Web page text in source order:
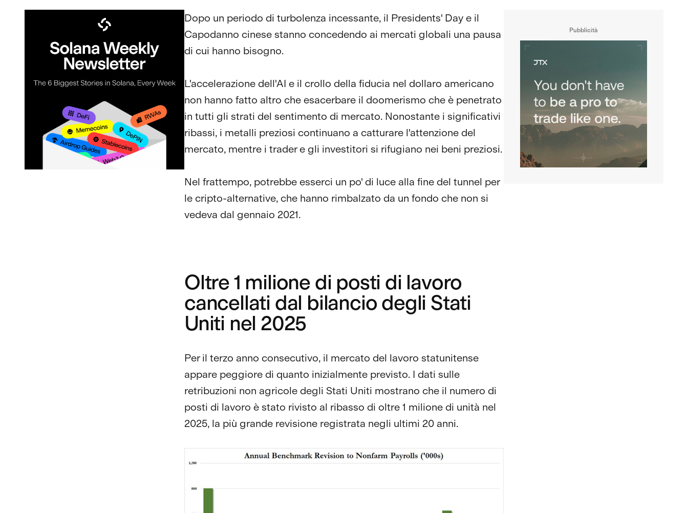
Dopo un periodo di turbolenza incessante, il Presidents' Day e il
Capodanno cinese stanno concedendo ai mercati globali una pausa
di cui hanno bisogno.
L'accelerazione dell'AI e il crollo della fiducia nel dollaro americano
non hanno fatto altro che esacerbare il doomerismo che è penetrato
in tutti gli strati del sentimento di mercato. Nonostante i significativi
ribassi, i metalli preziosi continuano a catturare l'attenzione del
mercato, mentre i trader e gli investitori si rifugiano nei beni preziosi.
Nel frattempo, potrebbe esserci un po' di luce alla fine del tunnel per
le cripto-alternative, che hanno rimbalzato da un fondo che non si
vedeva dal gennaio 2021.
Oltre 1 milione di posti di lavoro
cancellati dal bilancio degli Stati
Uniti nel 2025
Per il terzo anno consecutivo, il mercato del lavoro statunitense
appare peggiore di quanto inizialmente previsto. I dati sulle
retribuzioni non agricole degli Stati Uniti mostrano che il numero di
posti di lavoro è stato rivisto al ribasso di oltre 1 milione di unità nel
2025, la più grande revisione registrata negli ultimi 20 anni.
Pubblicità